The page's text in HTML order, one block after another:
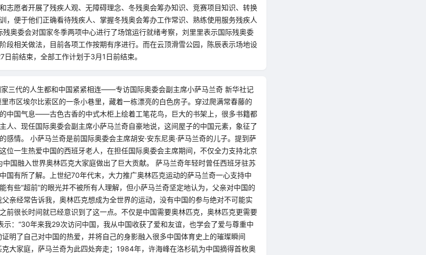
志愿者开展了残疾人观、无障碍理念、冬残奥会筹办知识、竞赛项目知识、转换
，便于他们正确看待残疾人、掌握冬残奥会筹办工作常识、熟练使用服务残疾人
奥委会对国家冬季两项中心进行了场馆运行就绪考察，刘里里表示国际残奥委
段相关做法，目前各项工作按期有序进行。而在云顶滑雪公园，陈辰表示场地设
前结束，全部工作计划于3月1日前结束。
三代的人生都和中国紧紧相连——专访国际奥委会副主席小萨马兰奇 新华社记
市区埃尔比索区的一条小巷里，藏着一栋漂亮的白色房子。穿过爬满常春藤的
中国气息——古色古香的中式木柜上绘着工笔花鸟，巨大的书架上，很多书籍都
人、现任国际奥委会副主席小萨马兰奇自豪地说，这间屋子的中国元素，象征了
感情。 小萨马兰奇是前国际奥委会主席胡安·安东尼奥·萨马兰奇的儿子。提到萨
位一生热爱中国的西班牙老人，在担任国际奥委会主席期间，不仅全力支持北京
国融入世界奥林匹克大家庭做出了巨大贡献。 萨马兰奇年轻时曾任西班牙驻苏
国有所了解。上世纪70年代末，大力推广奥林匹克运动的萨马兰奇一心支持中
有些“超前”的眼光并不被所有人理解，但小萨马兰奇坚定地认为，父亲对中国的
亲经常告诉我，奥林匹克想成为全世界的运动，没有中国的参与绝对不可能实
前很长时间就已经意识到了这一点。不仅是中国需要奥林匹克，奥林匹克更需要
示：“30年来我29次访问中国，我从中国收获了爱和友谊，也学会了爱与尊重中
明了自己对中国的热爱，并将自己的身影融入很多中国体育史上的璀璨瞬间
大家庭，萨马兰奇为此四处奔走；1984年，许海峰在洛杉矶为中国摘得首枚奥